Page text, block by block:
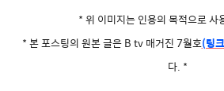
* 위 이미지는 인용의 목적으로 사
* 본 포스팅의 원본 글은 B tv 매거진 7월호(링크
다. *